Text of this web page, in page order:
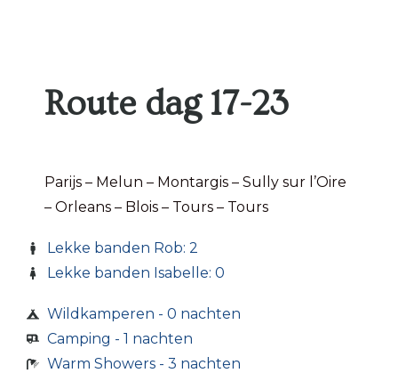
Route dag 17-23
Parijs – Melun – Montargis – Sully sur l’Oire
– Orleans – Blois – Tours – Tours
Lekke banden Rob: 2
Lekke banden Isabelle: 0
Wildkamperen - 0 nachten
Camping - 1 nachten
Warm Showers - 3 nachten